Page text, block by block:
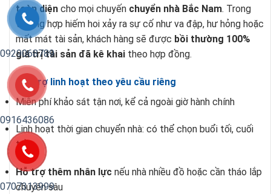
toàn diện cho mọi chuyến chuyển nhà Bắc Nam. Trong
trường hợp hiếm hoi xảy ra sự cố như va đập, hư hỏng hoặc
mất mát tài sản, khách hàng sẽ được bồi thường 100%
giá trị tài sản đã kê khai theo hợp đồng.
Hỗ trợ linh hoạt theo yêu cầu riêng
Miễn phí khảo sát tận nơi, kể cả ngoài giờ hành chính
Linh hoạt thời gian chuyển nhà: có thể chọn buổi tối, cuối
tuần
Hỗ trợ thêm nhân lực nếu nhà nhiều đồ hoặc cần tháo lắp
chuyên sâu
0929068789
0916436086
0707313999